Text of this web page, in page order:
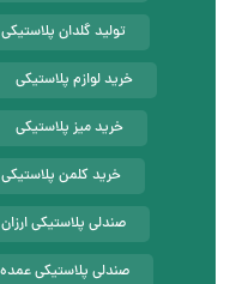
تولید گلدان پلاستیکی
خرید لوازم پلاستیکی
خرید میز پلاستیکی
خرید کلمن پلاستیکی
صندلی پلاستیکی ارزان
صندلی پلاستیکی عمده